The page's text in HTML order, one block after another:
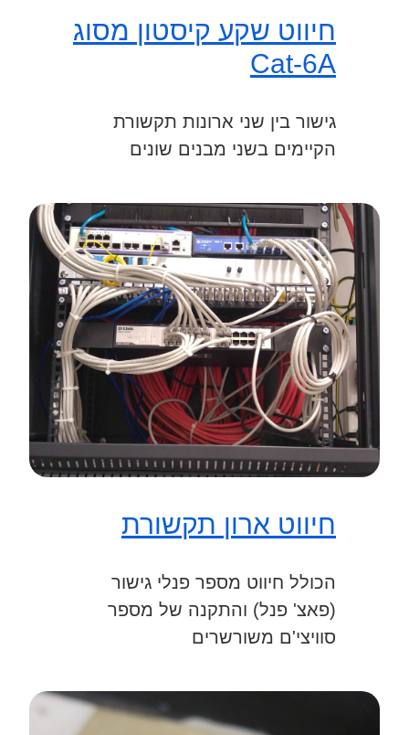
חיווט שקע קיסטון מסוג
Cat-6A
גישור בין שני ארונות תקשורת
הקיימים בשני מבנים שונים
חיווט ארון תקשורת
הכולל חיווט מספר פנלי גישור
(פאצ' פנל) והתקנה של מספר
סוויצי'ם משורשרים